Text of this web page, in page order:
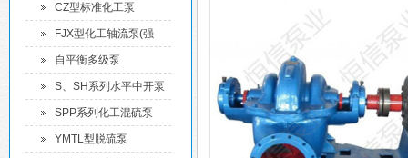
CZ型标准化工泵
FJX型化工轴流泵(强
制...
自平衡多级泵
S、SH系列水平中开泵
SPP系列化工混硫泵
YMTL型脱硫泵